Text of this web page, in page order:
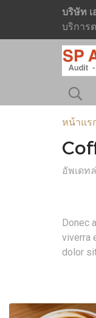
บริษัท
บริการ
หน้าแร
อัพเดท
Donec
viverra
dolor